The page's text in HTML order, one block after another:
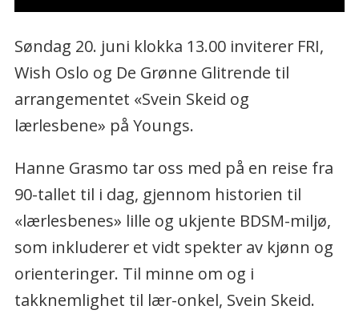
Søndag 20. juni klokka 13.00 inviterer FRI,
Wish Oslo og De Grønne Glitrende til
arrangementet «Svein Skeid og
lærlesbene» på Youngs.
Hanne Grasmo tar oss med på en reise fra
90-tallet til i dag, gjennom historien til
«lærlesbenes» lille og ukjente BDSM-miljø,
som inkluderer et vidt spekter av kjønn og
orienteringer. Til minne om og i
takknemlighet til lær-onkel, Svein Skeid.